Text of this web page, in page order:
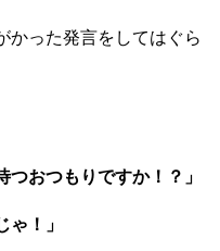
かった発言をしてはぐら
つおつもりですか！？」
ゃ！」